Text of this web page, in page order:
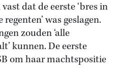
dat de eerste ‘bres in
was geslagen.
zouden ‘alle
kunnen. De eerste
om haar machtspositie